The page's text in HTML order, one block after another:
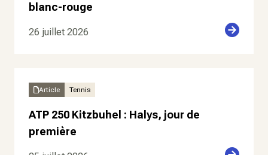
blanc-rouge
26 juillet 2026
Article Tennis
ATP 250 Kitzbuhel : Halys, jour de
première